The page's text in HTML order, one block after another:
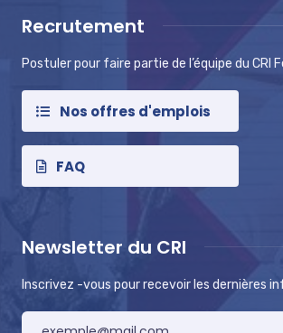
Recrutement
Postuler pour faire partie de l’équipe du CRI
Nos offres d'emplois
FAQ
Newsletter du CRI
Inscrivez -vous pour recevoir les dernières